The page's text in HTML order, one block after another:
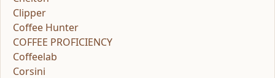
Clipper
Coffee Hunter
COFFEE PROFICIENCY
Coffeelab
Corsini